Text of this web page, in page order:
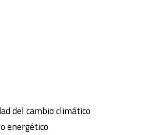
del cambio climático
energético